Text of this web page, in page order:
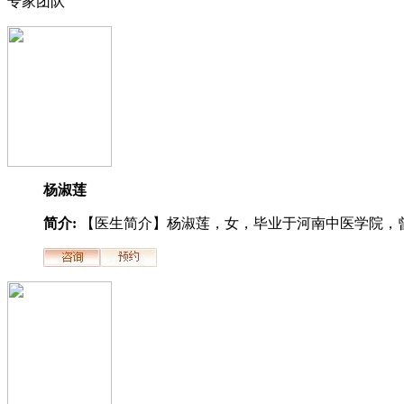
杨淑莲
简介: 【医生简介】杨淑莲，女，毕业于河南中医学院，